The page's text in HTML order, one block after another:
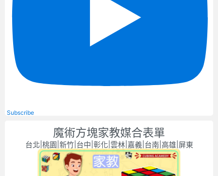
Subscribe
魔術方塊家教媒合表單
台北|桃園|新竹|台中|彰化|雲林|嘉義|台南|高雄|屏東